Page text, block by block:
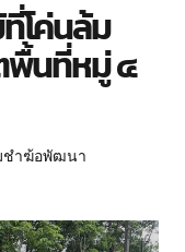
โค่นล้ม
พื้นที่หมู่ ๔
ชำฆ้อพัฒนา